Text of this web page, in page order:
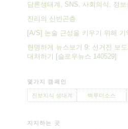
담론생태계, SNS, 사회의식, 정보
진리의 신빈곤층
[A/S] 논술 근성을 키우기 위해 기
현명하게 뉴스보기 9: 선거전 보도
대처하기 [슬로우뉴스 140529]
몇가지 캠페인
진보지식 생태계 백투더소스
지지하는 곳